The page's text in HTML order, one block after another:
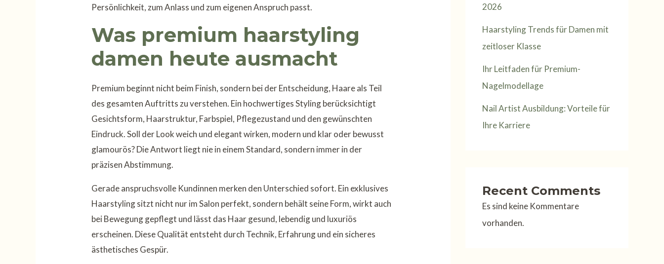
Persönlichkeit, zum Anlass und zum eigenen Anspruch passt.
Was premium haarstyling
damen heute ausmacht
Premium beginnt nicht beim Finish, sondern bei der Entscheidung, Haare als Teil
des gesamten Auftritts zu verstehen. Ein hochwertiges Styling berücksichtigt
Gesichtsform, Haarstruktur, Farbspiel, Pflegezustand und den gewünschten
Eindruck. Soll der Look weich und elegant wirken, modern und klar oder bewusst
glamourös? Die Antwort liegt nie in einem Standard, sondern immer in der
präzisen Abstimmung.
Gerade anspruchsvolle Kundinnen merken den Unterschied sofort. Ein exklusives
Haarstyling sitzt nicht nur im Salon perfekt, sondern behält seine Form, wirkt auch
bei Bewegung gepflegt und lässt das Haar gesund, lebendig und luxuriös
erscheinen. Diese Qualität entsteht durch Technik, Erfahrung und ein sicheres
ästhetisches Gespür.
2026
Haarstyling Trends für Damen mit
zeitloser Klasse
Ihr Leitfaden für Premium-
Nagelmodellage
Nail Artist Ausbildung: Vorteile für
Ihre Karriere
Recent Comments
Es sind keine Kommentare
vorhanden.